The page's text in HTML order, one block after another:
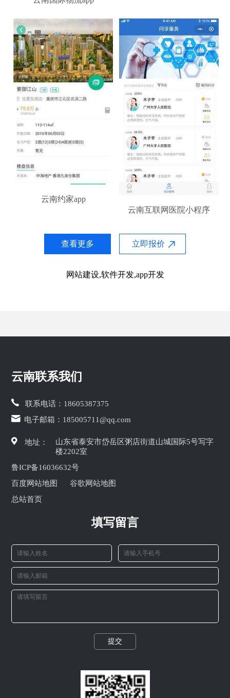
云南约家app
云南互联网医院小程序
查看更多 立即报价
网站建设,软件开发,app开发
云南联系我们
联系电话： 18605387375
电子邮箱： 185005711@qq.com
地址：
山东省泰安市岱岳区粥店街道山城国际5号写字
楼2202室
鲁ICP备16036632号
百度网站地图
谷歌网站地图
总站首页
填写留言
提交